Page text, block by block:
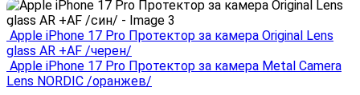
Apple iPhone 17 Pro Протектор за камера Original Lens
glass AR +AF /черен/
Apple iPhone 17 Pro Протектор за камера Metal Camera
Lens NORDIC /оранжев/